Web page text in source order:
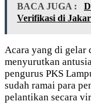
BACA JUGA :
Verifikasi di
Acara yang di gelar
menyurutkan
pengurus PKS
sudah ramai para
pelantikan secara